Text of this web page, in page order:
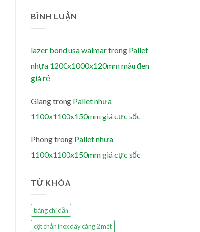
BÌNH LUẬN
lazer bond usa walmartrong Pallet
nhựa 1200x1000x120mm màu đen
giá rẻ
Giangtrong Pallet nhựa
1100x1100x150mm giá cực sốc
Phongtrong Pallet nhựa
1100x1100x150mm giá cực sốc
TỪ KHÓA
bảng chỉ dẫn
cột chắn inox dây căng 2 mét